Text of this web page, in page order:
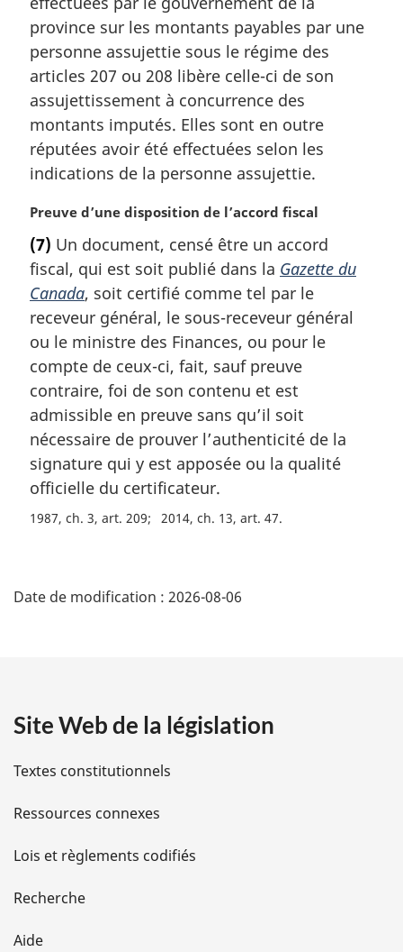
e
m
a
r
g
i
n
a
l
e
:
province sur les montants payables par une
personne assujettie sous le régime des
articles 207 ou 208 libère celle-ci de son
assujettissement à concurrence des
montants imputés. Elles sont en outre
réputées avoir été effectuées selon les
indications de la personne assujettie.
N
t
e
m
a
g
i
n
a
e
:
Preuve d’une disposition de l’accord fiscal
(7) Un document, censé être un accord
fiscal, qui est soit publié dans la Gazette du
Canada, soit certifié comme tel par le
receveur général, le sous-receveur général
ou le ministre des Finances, ou pour le
compte de ceux-ci, fait, sauf preuve
contraire, foi de son contenu et est
admissible en preuve sans qu’il soit
nécessaire de prouver l’authenticité de la
signature qui y est apposée ou la qualité
officielle du certificateur.
1987, ch. 3, art. 209 2014, ch. 13, art. 47
é
i
l
s
d
e
l
Date de modification : 2026-08-06
Site Web de la législation
Textes constitutionnels
Ressources connexes
Lois et règlements codifiés
Recherche
Aide